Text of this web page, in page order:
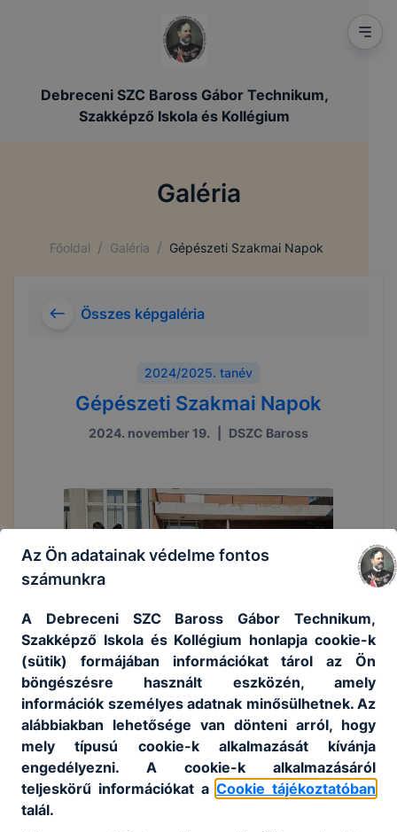
Debreceni SZC Baross Gábor Technikum,
Szakképző Iskola és Kollégium
Galéria
Főoldal / Galéria / Gépészeti Szakmai Napok
Összes képgaléria
2024/2025. tanév
Gépészeti Szakmai Napok
2024. november 19. DSZC Baross
Az Ön adatainak védelme fontos
számunkra
A Debreceni SZC Baross Gábor Technikum,
Szakképző Iskola és Kollégium honlapja cookie-k
(sütik) formájában információkat tárol az Ön
böngészésre használt eszközén, amely
információk személyes adatnak minősülhetnek. Az
alábbiakban lehetősége van dönteni arról, hogy
mely típusú cookie-k alkalmazását kívánja
engedélyezni. A cookie-k alkalmazásáról
teljeskörű információkat a Cookie tájékoztatóban
talál.